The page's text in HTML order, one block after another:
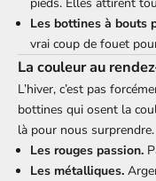
Les bottines à bouts
vrai coup de fouet
La couleur au
L’hiver, c’est pas
bottines qui osent la
là pour nous surprendre.
Les rouges passion.
Les métalliques.